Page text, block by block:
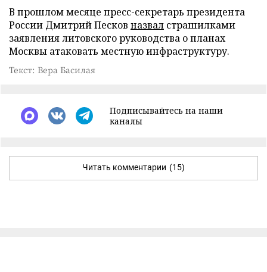
В прошлом месяце пресс-секретарь президента
России Дмитрий Песков назвал страшилками
заявления литовского руководства о планах
Москвы атаковать местную инфраструктуру.
Текст: Вера Басилая
Подписывайтесь на наши
каналы
Читать комментарии (15)